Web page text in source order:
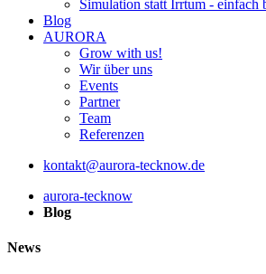
Simulation statt Irrtum - einfach
Blog
AURORA
Grow with us!
Wir über uns
Events
Partner
Team
Referenzen
kontakt@aurora-tecknow.de
aurora-tecknow
Blog
News